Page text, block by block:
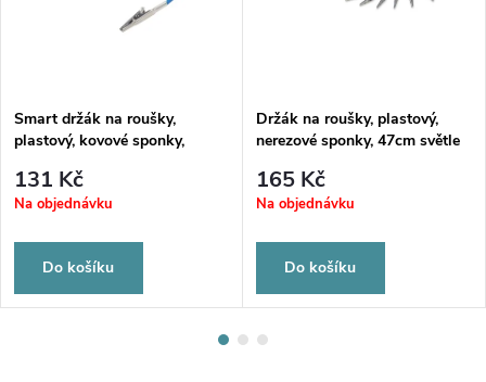
Smart držák na roušky,
plastový, kovové sponky,
131 Kč
Na objednávku
Do košíku
Držák na roušky, plastový,
nerezové sponky, 47cm světle
165 Kč
Na objednávku
Do košíku